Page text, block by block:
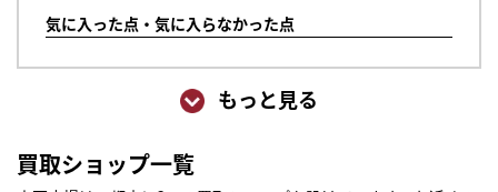
気に入った点・気に入らなかった点
もっと見る
買取ショップ一覧かんたん30秒でお試し査定